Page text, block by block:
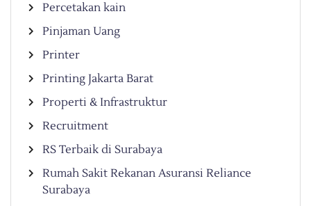
Percetakan kain
Pinjaman Uang
Printer
Printing Jakarta Barat
Properti & Infrastruktur
Recruitment
RS Terbaik di Surabaya
Rumah Sakit Rekanan Asuransi Reliance
Surabaya